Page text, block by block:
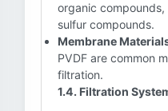
organic
sulfur compounds.
Membrane
PVDF are common
filtration.
1.4. Filtration